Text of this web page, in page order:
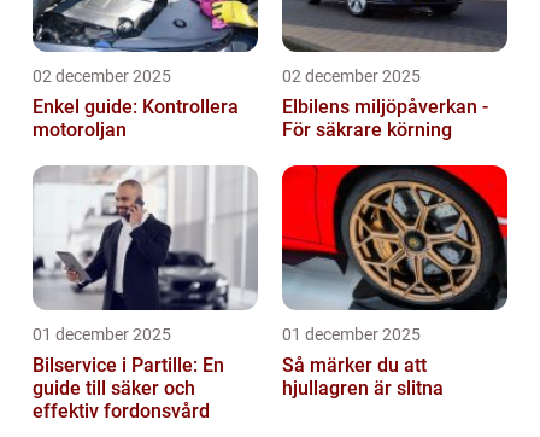
02 december 2025
Enkel guide: Kontrollera
motoroljan
02 december 2025
Elbilens miljöpåverkan -
För säkrare körning
01 december 2025
Bilservice i Partille: En
guide till säker och
effektiv fordonsvård
01 december 2025
Så märker du att
hjullagren är slitna